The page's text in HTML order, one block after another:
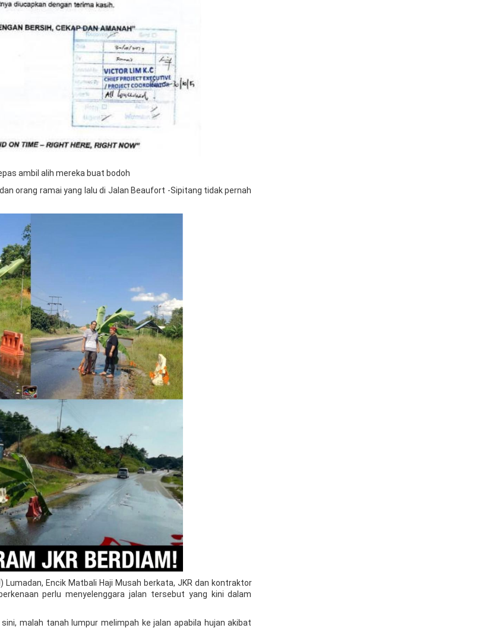
ambil alih mereka buat bodoh
orang ramai yang lalu di Jalan Beaufort -Sipitang tidak pernah
Lumadan, Encik Matbali Haji Musah berkata, JKR dan kontraktor
perlu menyelenggara jalan tersebut yang kini dalam
malah tanah lumpur melimpah ke jalan apabila hujan akibat